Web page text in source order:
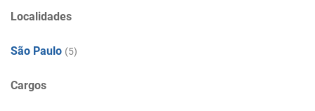
Localidades
São Paulo (5)
Cargos